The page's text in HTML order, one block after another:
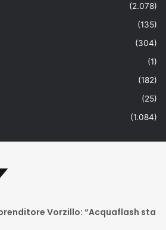
(2.078)
(135)
(304)
(1)
(182)
(25)
(1.084)
Vorzillo: “Acquaflash sta